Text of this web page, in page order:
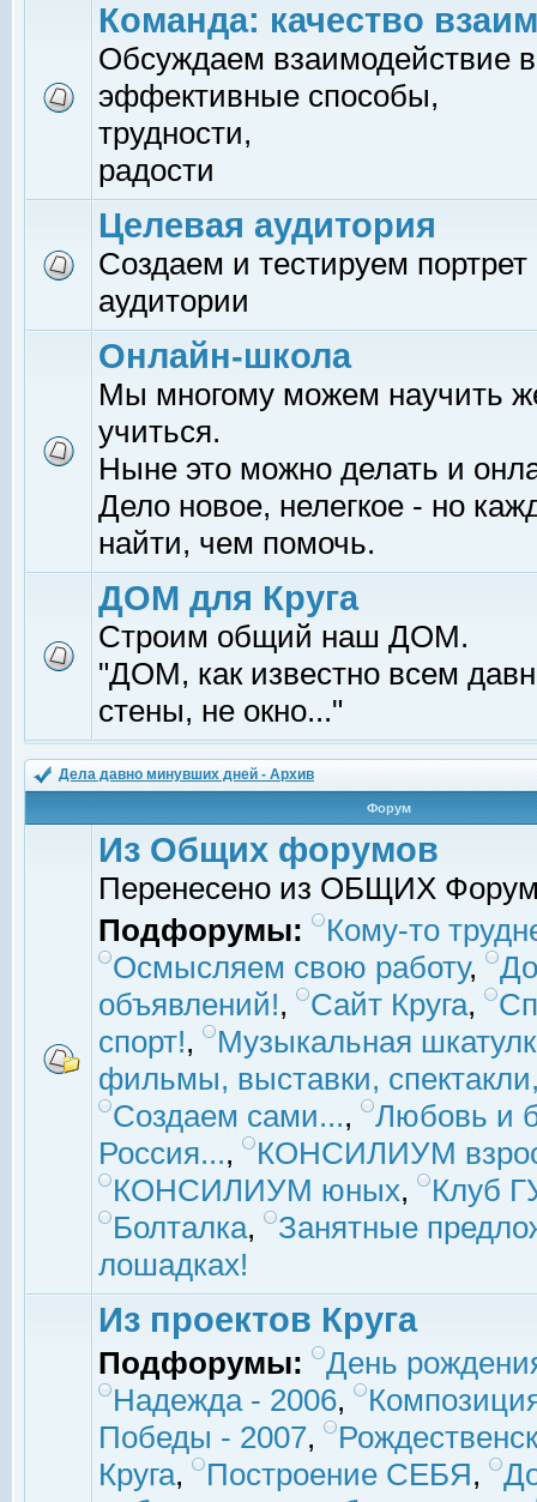
Команда: качество
Обсуждаем взаимодействие
эффективные способы,
трудности,
радости
Целевая аудитория
Создаем и тестируем
аудитории
Онлайн-школа
Мы многому можем научить
учиться.
Ныне это можно делать и
Дело новое, нелегкое - но
найти, чем помочь.
ДОМ для Круга
Строим общий наш ДОМ.
"ДОМ, как известно всем
стены, не окно..."
Дела давно минувших дней - Архив
Форум
Из Общих форумов
Перенесено из ОБЩИХ
Подфорумы:
Кому-то
Осмысляем свою работу,
объявлений!, Сайт Круга,
спорт!,
Музыкальная
фильмы, выставки,
Создаем сами...,
Любовь и
Россия...,
КОНСИЛИУМ
КОНСИЛИУМ юных,
Клуб
Болталка,
Занятные
лошадках!
Из проектов Круга
Подфорумы:
День
Надежда - 2006,
Победы - 2007,
Круга, Построение СЕБЯ,